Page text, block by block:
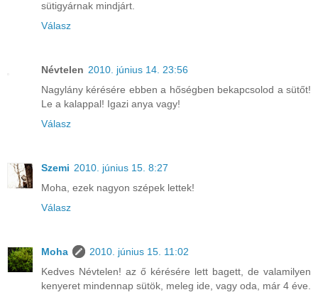
sütigyárnak mindjárt.
Válasz
Névtelen 2010. június 14. 23:56
Nagylány kérésére ebben a hőségben bekapcsolod a sütőt!
Le a kalappal! Igazi anya vagy!
Válasz
Szemi 2010. június 15. 8:27
Moha, ezek nagyon szépek lettek!
Válasz
Moha
2010. június 15. 11:02
Kedves Névtelen! az ő kérésére lett bagett, de valamilyen
kenyeret mindennap sütök, meleg ide, vagy oda, már 4 éve.